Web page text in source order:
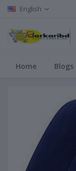
English
Home Blogs